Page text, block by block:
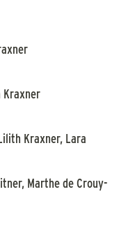
Kraxner
Kraxner, Lara
Marthe de Crouy-